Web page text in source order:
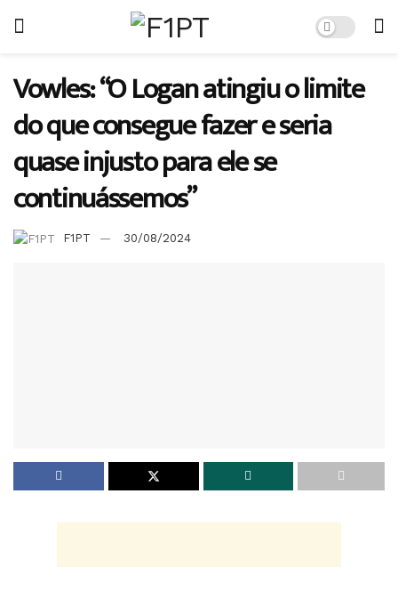
Vowles: “O Logan atingiu o limite
do que consegue fazer e seria
quase injusto para ele se
continuássemos”
F1PT 30/08/2024